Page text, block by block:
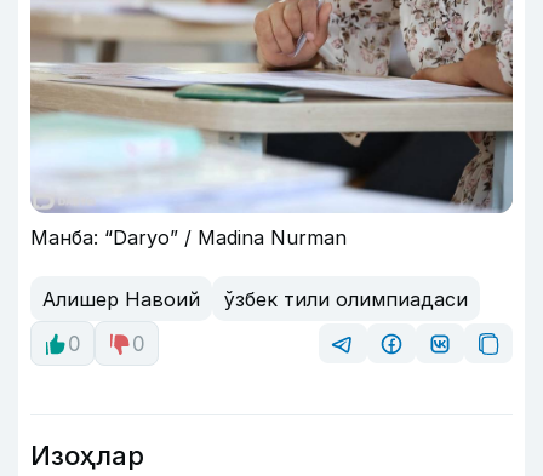
Манба: “Daryo” / Madina Nurman
Алишер Навоий
ўзбек тили олимпиадаси
0
0
Изоҳлар